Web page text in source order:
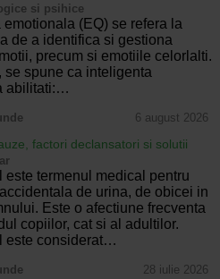
si psihice
emotionala (EQ) se refera la
de a identifica si gestiona
precum si emotiile celorlalti.
se spune ca inteligenta
abilitati:…
6 august 2026
factori declansatori si solutii
este termenul medical pentru
de urina, de obicei in
Este o afectiune frecventa
copiilor, cat si al adultilor.
este considerat…
28 iulie 2026